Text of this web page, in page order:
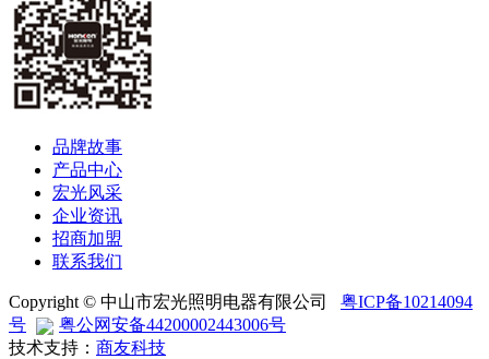
品牌故事
产品中心
宏光风采
企业资讯
招商加盟
联系我们
Copyright © 中山市宏光照明电器有限公司 粤ICP备10214094
号
粤公网安备44200002443006号
技术支持： 商友科技